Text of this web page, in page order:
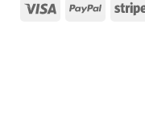
Visa PayPal